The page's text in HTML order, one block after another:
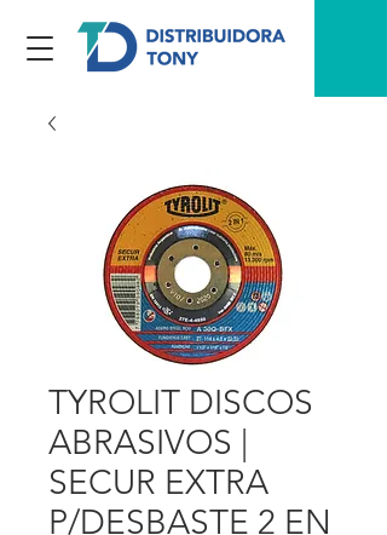
TYROLIT DISCOS
ABRASIVOS |
SECUR EXTRA
P/DESBASTE 2 EN